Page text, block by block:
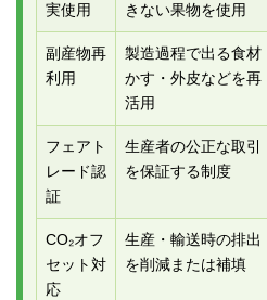
実使用
きない果物を使用
副産物再
利用
製造過程で出る食材
かす・外皮などを再
活用
フェアト
レード認
証
生産者の公正な取引
を保証する制度
CO₂オフ
セット対
応
生産・輸送時の排出
を削減または補填